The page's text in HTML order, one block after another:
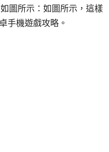
圖所示：如圖所示，這樣
手機遊戲攻略。